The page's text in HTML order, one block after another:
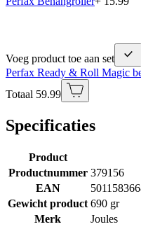
Voeg product toe aan set
Perfax Ready & Roll Magic
Totaal 59.99
Specificaties
Product
Productnummer 379156
EAN
Gewicht product 690 gr
Merk
Joules